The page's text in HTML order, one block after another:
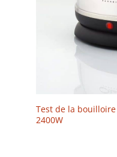
Test de la
2400W